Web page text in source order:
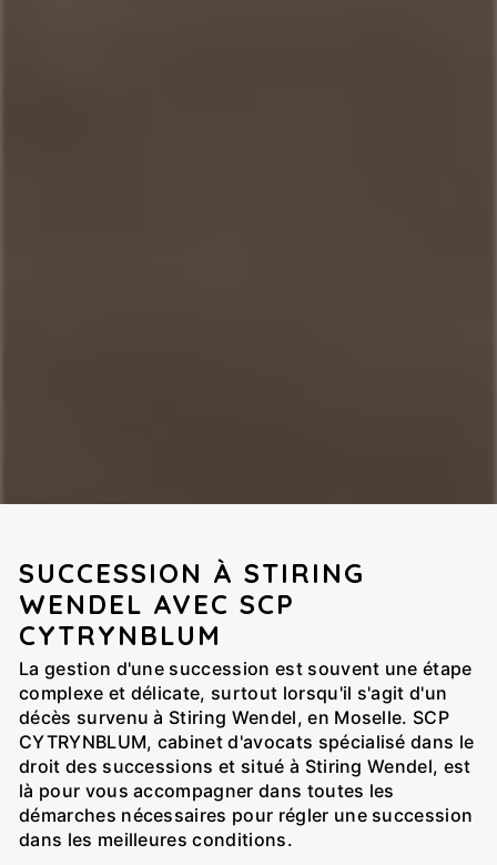
SUCCESSION À STIRING
WENDEL AVEC SCP
CYTRYNBLUM
La gestion d'une succession est souvent une étape
complexe et délicate, surtout lorsqu'il s'agit d'un
décès survenu à Stiring Wendel, en Moselle. SCP
CYTRYNBLUM, cabinet d'avocats spécialisé dans le
droit des successions et situé à Stiring Wendel, est
là pour vous accompagner dans toutes les
démarches nécessaires pour régler une succession
dans les meilleures conditions.